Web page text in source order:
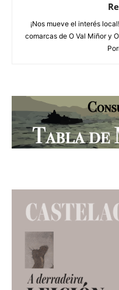
¡Nos mueve el interés
comarcas de O Val Miñor y